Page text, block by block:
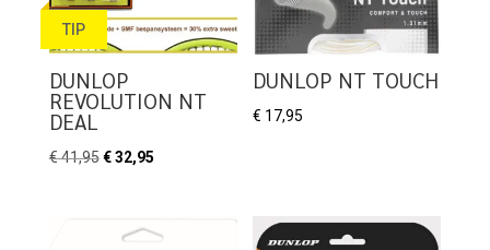
TIP
DUNLOP
REVOLUTION NT
DEAL
€41,95 Oorspronkelijke
€ 41,95.
€32,95Huidige
€ 32,95.
DUNLOP NT TOUCH
€ 17,95